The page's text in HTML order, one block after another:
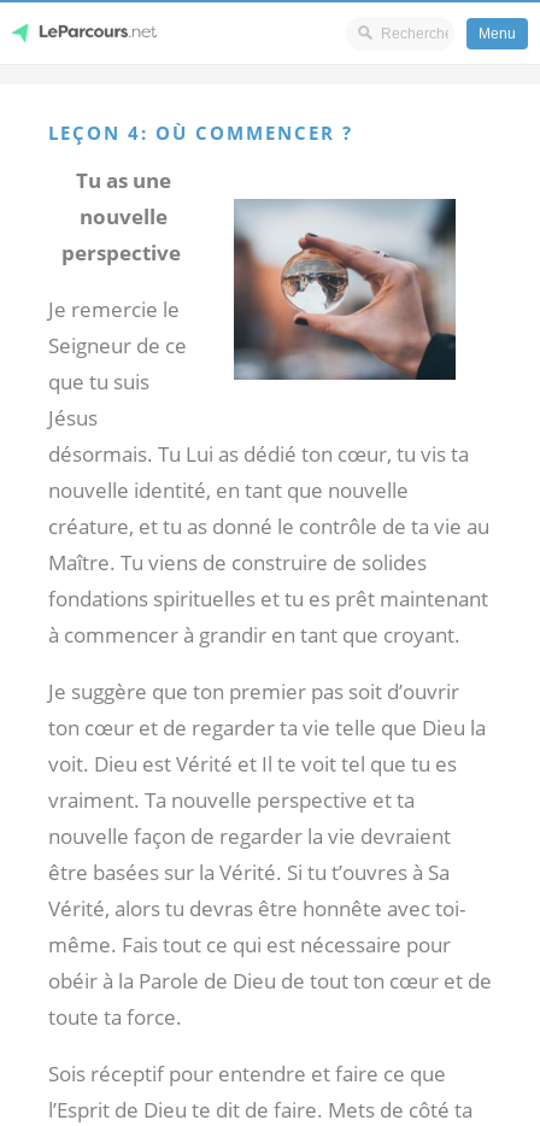
content
Menu
LEÇON 4: OÙ COMMENCER ?
Tu as une
nouvelle
perspective
Je remercie le
Seigneur de ce
que tu suis
Jésus
désormais. Tu Lui as dédié ton cœur, tu vis ta
nouvelle identité, en tant que nouvelle
créature, et tu as donné le contrôle de ta vie au
Maître. Tu viens de construire de solides
fondations spirituelles et tu es prêt maintenant
à commencer à grandir en tant que croyant.
Je suggère que ton premier pas soit d’ouvrir
ton cœur et de regarder ta vie telle que Dieu la
voit. Dieu est Vérité et Il te voit tel que tu es
vraiment. Ta nouvelle perspective et ta
nouvelle façon de regarder la vie devraient
être basées sur la Vérité. Si tu t’ouvres à Sa
Vérité, alors tu devras être honnête avec toi-
même. Fais tout ce qui est nécessaire pour
obéir à la Parole de Dieu de tout ton cœur et de
toute ta force.
Sois réceptif pour entendre et faire ce que
l’Esprit de Dieu te dit de faire. Mets de côté ta